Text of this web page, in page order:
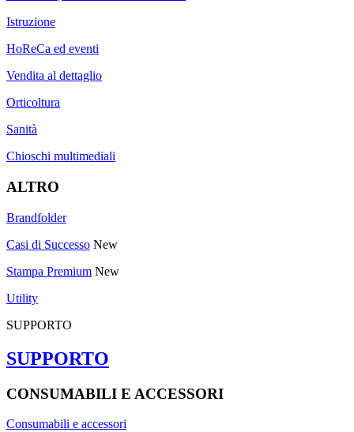
Istruzione
HoReCa ed eventi
Vendita al dettaglio
Orticoltura
Sanità
Chioschi multimediali
ALTRO
Brandfolder
Casi di Successo New
Stampa Premium New
Utility
SUPPORTO
SUPPORTO
CONSUMABILI E ACCESSORI
Consumabili e accessori